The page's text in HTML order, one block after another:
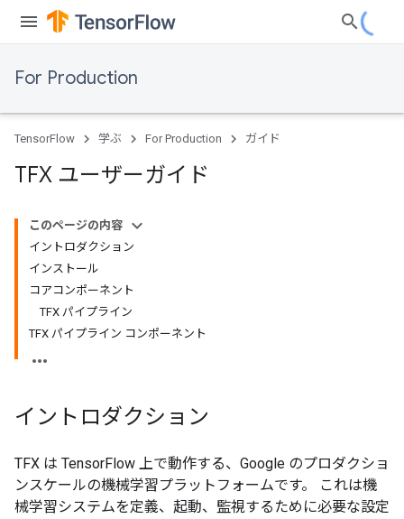
For Production
TensorFlow 学ぶ For Production ガイド
TFX ユーザーガイド
このページの内容
イントロダクション
インストール
コアコンポーネント
TFX パイプライン
TFX パイプライン コンポーネント
イントロダクション
TFX は TensorFlow 上で動作する、Google のプロダクショ
ンスケールの機械学習プラットフォームです。 これは機
械学習システムを定義、起動、監視するために必要な設定